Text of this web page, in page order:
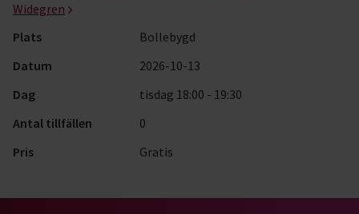
Widegren
Plats
Bollebygd
Datum
2026-10-13
Dag
tisdag 18:00 - 19:30
Antal tillfällen
0
Pris
Gratis